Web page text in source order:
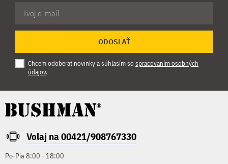
ODOSLAŤ
Chcem odoberať novinky a súhlasím so spracovaním osobných
údajov.
Volaj na 00421/908767330
Po-Pia 8:00 - 18:00